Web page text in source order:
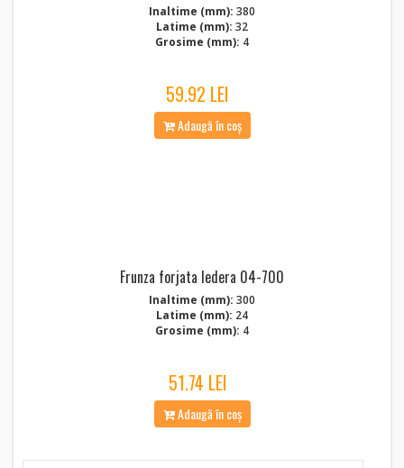
Inaltime (mm): 380
Latime (mm): 32
Grosime (mm): 4
59.92 LEI
Adaugă în coș
Frunza forjata Iedera 04-700
Inaltime (mm): 300
Latime (mm): 24
Grosime (mm): 4
51.74 LEI
Adaugă în coș